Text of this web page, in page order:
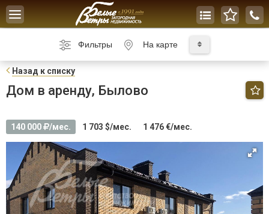
Toggle
navigation
Фильтры На карте
Назад к списку
Дом в аренду, Былово
140 000 /мес. 1 703 $/мес. 1 476 €/мес.